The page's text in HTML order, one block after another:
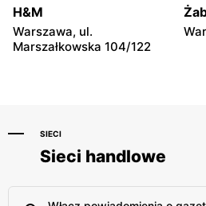
H&M
Warszawa, ul.
Marszałkowska 104/122
SIECI
Sieci handlowe